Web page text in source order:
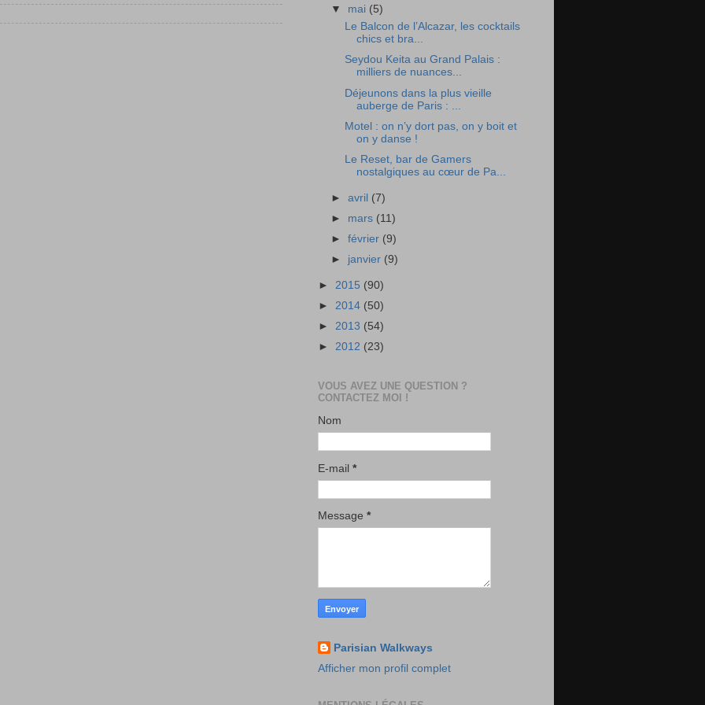
▼ mai (5)
Le Balcon de l’Alcazar, les cocktails
chics et bra...
Seydou Keita au Grand Palais :
milliers de nuances...
Déjeunons dans la plus vieille
auberge de Paris : ...
Motel : on n’y dort pas, on y boit et
on y danse !
Le Reset, bar de Gamers
nostalgiques au cœur de Pa...
►avril (7)
► mars (11)
►février (9)
► janvier (9)
► 2015 (90)
► 2014 (50)
► 2013 (54)
► 2012 (23)
VOUS AVEZ UNE QUESTION ?
CONTACTEZ MOI !
Nom
E-mail *
Message *
Parisian Walkways
Afficher mon profil complet